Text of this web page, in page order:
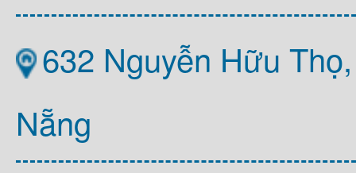
632 Nguyễn Hữu
Nẵng